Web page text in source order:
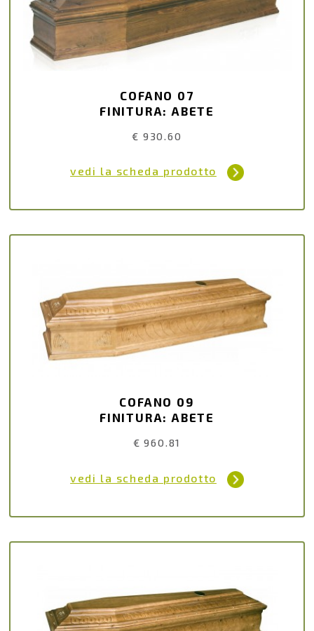
COFANO 07
FINITURA: ABETE
€ 930.60
vedi la scheda prodotto
COFANO 09
FINITURA: ABETE
€ 960.81
vedi la scheda prodotto